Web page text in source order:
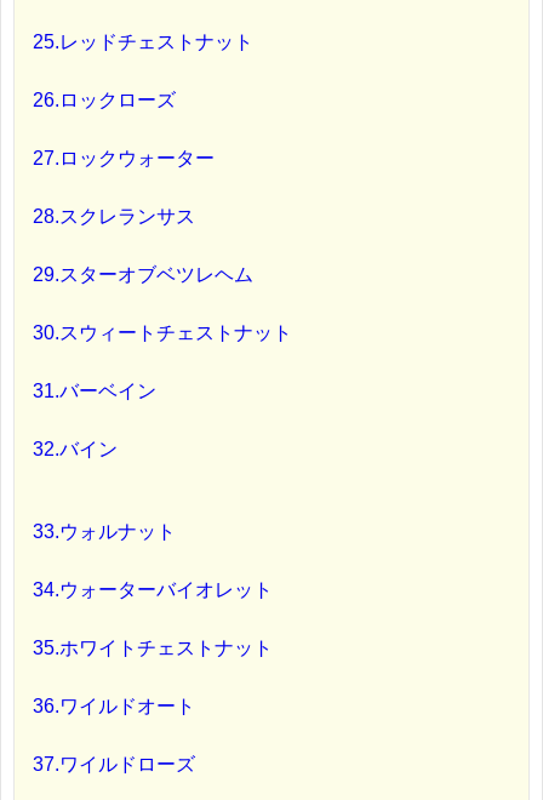
25.レッドチェストナット
26.ロックローズ
27.ロックウォーター
28.スクレランサス
29.スターオブベツレヘム
30.スウィートチェストナット
31.バーベイン
32.バイン
33.ウォルナット
34.ウォーターバイオレット
35.ホワイトチェストナット
36.ワイルドオート
37.ワイルドローズ